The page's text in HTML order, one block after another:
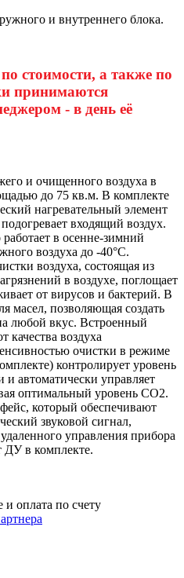
и внутреннего блока.
стоимости, а также по
принимаются
- в день её
и очищенного воздуха в
до 75 кв.м. В комплекте
нагревательный элемент
входящий воздух.
в осенне-зимний
воздуха до -40°С.
воздуха, состоящая из
в воздухе, поглощает
от вирусов и бактерий. В
масел, позволяющая создать
любой вкус. Встроенный
качества воздуха
очистки в режиме
контролирует уровень
и автоматически управляет
оптимальный уровень CO2.
который обеспечивают
звуковой сигнал,
управления прибора
ДУ в комплекте.
оплата по счету